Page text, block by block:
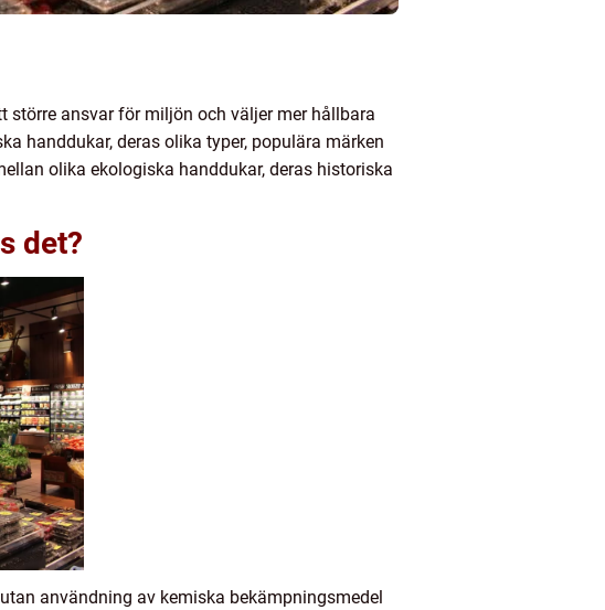
större ansvar för miljön och väljer mer hållbara
handdukar, deras olika typer, populära märken
olika ekologiska handdukar, deras historiska
det?
användning av kemiska bekämpningsmedel